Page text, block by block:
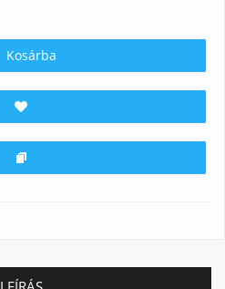
Kosárba